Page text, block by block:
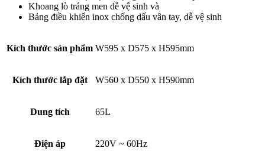
Khoang lò tráng men dễ vệ sinh và
Bảng điều khiển inox chống dấu vân tay, dễ vệ sinh
Kích thước sản phẩm W595 x D575 x H595mm
Kích thước lắp đặt W560 x D550 x H590mm
Dung tích 65L
Điện áp 220V ~ 60Hz